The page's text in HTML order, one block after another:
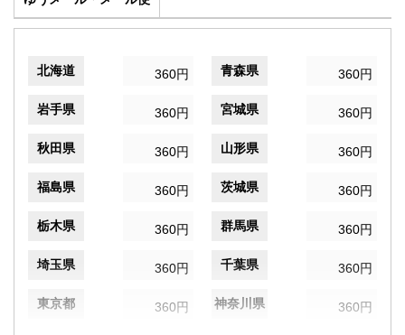
北海道 360円 青森県 360円
岩手県 360円 宮城県 360円
秋田県 360円 山形県 360円
福島県 360円 茨城県 360円
栃木県 360円 群馬県 360円
埼玉県 360円 千葉県 360円
東京都 360円 神奈川県 360円